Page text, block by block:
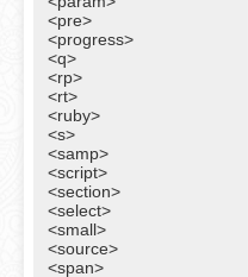
<pre>
<progress>
<q>
<rp>
<rt>
<ruby>
<s>
<samp>
<script>
<section>
<select>
<small>
<source>
<span>